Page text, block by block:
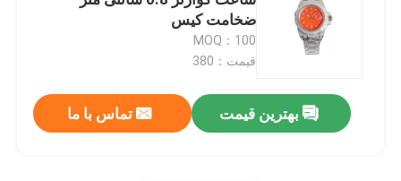
ساعت مچی ضد آب
ساعت های لوکس سوئیس
ضخامت کیس
MOQ：100
قیمت：380
بهترین قیمت تماس با ما